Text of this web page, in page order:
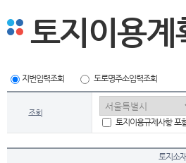
토지이용계
지번입력조회 도로명주소입력조회
조회
토지이용규제사항 포
토지소